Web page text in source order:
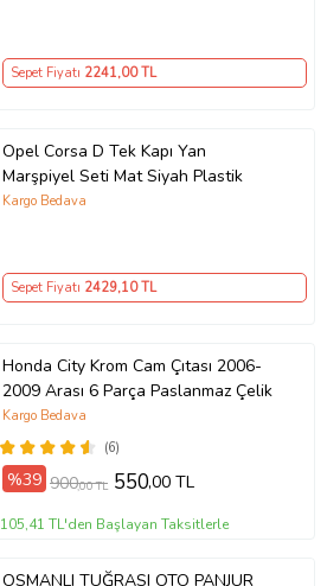
Sepet Fiyatı 2241,00 TL
Opel Corsa D Tek Kapı Yan
Marşpiyel Seti Mat Siyah Plastik
Kargo Bedava
Sepet Fiyatı 2429,10 TL
Honda City Krom Cam Çıtası 2006-
2009 Arası 6 Parça Paslanmaz Çelik
(6)
Kargo Bedava
%39 900,00 TL 550,00 TL
105,41 TL'den Başlayan Taksitlerle
OSMANLI TUĞRASI OTO PANJUR